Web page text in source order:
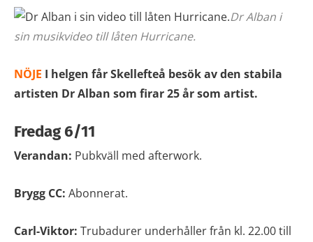
Dr Alban i
sin musikvideo till låten Hurricane.
NÖJE I helgen får Skellefteå besök av den stabila
artisten Dr Alban som firar 25 år som artist.
Fredag 6/11
Verandan: Pubkväll med afterwork.
Brygg CC: Abonnerat.
Carl-Viktor: Trubadurer underhåller från kl. 22.00 till